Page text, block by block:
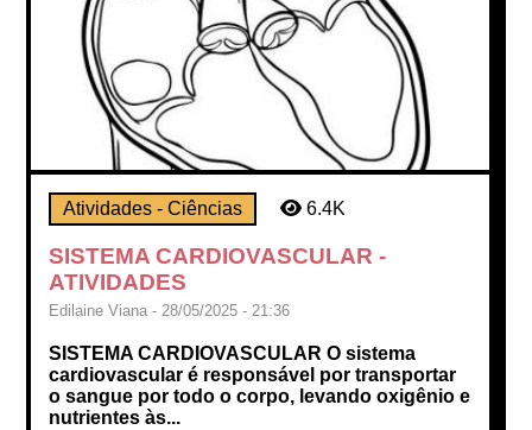
Atividades - Ciências 6.4K
SISTEMA CARDIOVASCULAR -
ATIVIDADES
Edilaine Viana - 28/05/2025 - 21:36
SISTEMA CARDIOVASCULAR O sistema
cardiovascular é responsável por transportar
o sangue por todo o corpo, levando oxigênio e
nutrientes às...